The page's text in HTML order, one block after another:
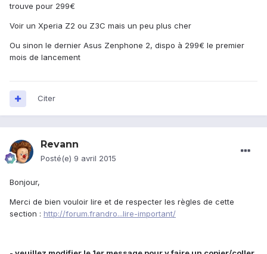
trouve pour 299€
Voir un Xperia Z2 ou Z3C mais un peu plus cher
Ou sinon le dernier Asus Zenphone 2, dispo à 299€ le premier
mois de lancement
Citer
Revann
Posté(e) 9 avril 2015
Bonjour,
Merci de bien vouloir lire et de respecter les règles de cette
section : http://forum.frandro...lire-important/